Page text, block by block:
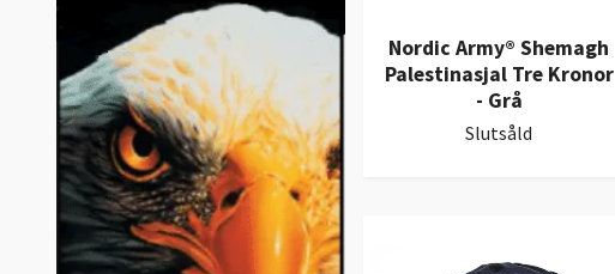
Nordic Army® Shemagh
Palestinasjal Tre Kronor
- Grå
Slutsåld